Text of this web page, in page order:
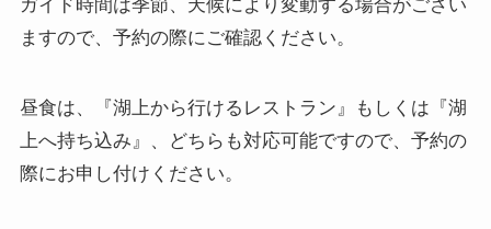
ガイド時間は季節、天候により変動する場合がござい
ますので、予約の際にご確認ください。
昼食は、『湖上から行けるレストラン』もしくは『湖
上へ持ち込み』、どちらも対応可能ですので、予約の
際にお申し付けください。